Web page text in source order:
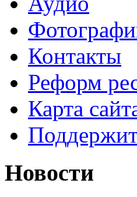
Контакты
Реформ
Карта
Новости